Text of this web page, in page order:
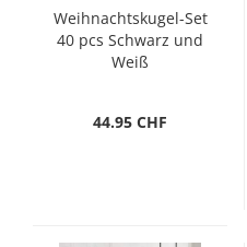
Weihnachtskugel-Set
40 pcs Schwarz und
Weiß
44.95 CHF